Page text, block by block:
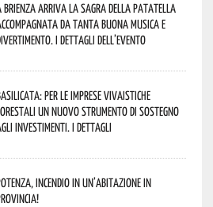
Brienza arriva la Sagra della Patatella
da tanta buona musica e
I dettagli dell’evento
per le imprese vivaistiche
un nuovo strumento di sostegno
investimenti. I dettagli
incendio in un’abitazione in